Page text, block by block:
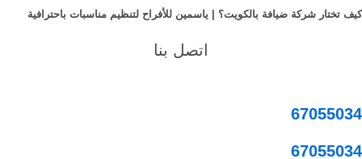
كيف تختار شركة ضيافة بالكويت؟ | ياسمين للأفراح لتنظيم مناسبات باحترافية
اتصل بنا
67055034
67055034